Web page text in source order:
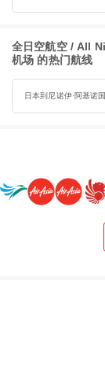
全日空航空 / All
机场 的热门航线
日本到尼诺伊·阿基诺